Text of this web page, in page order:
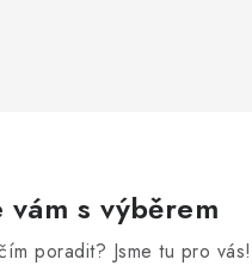
vám s výběrem
poradit? Jsme tu pro vás!